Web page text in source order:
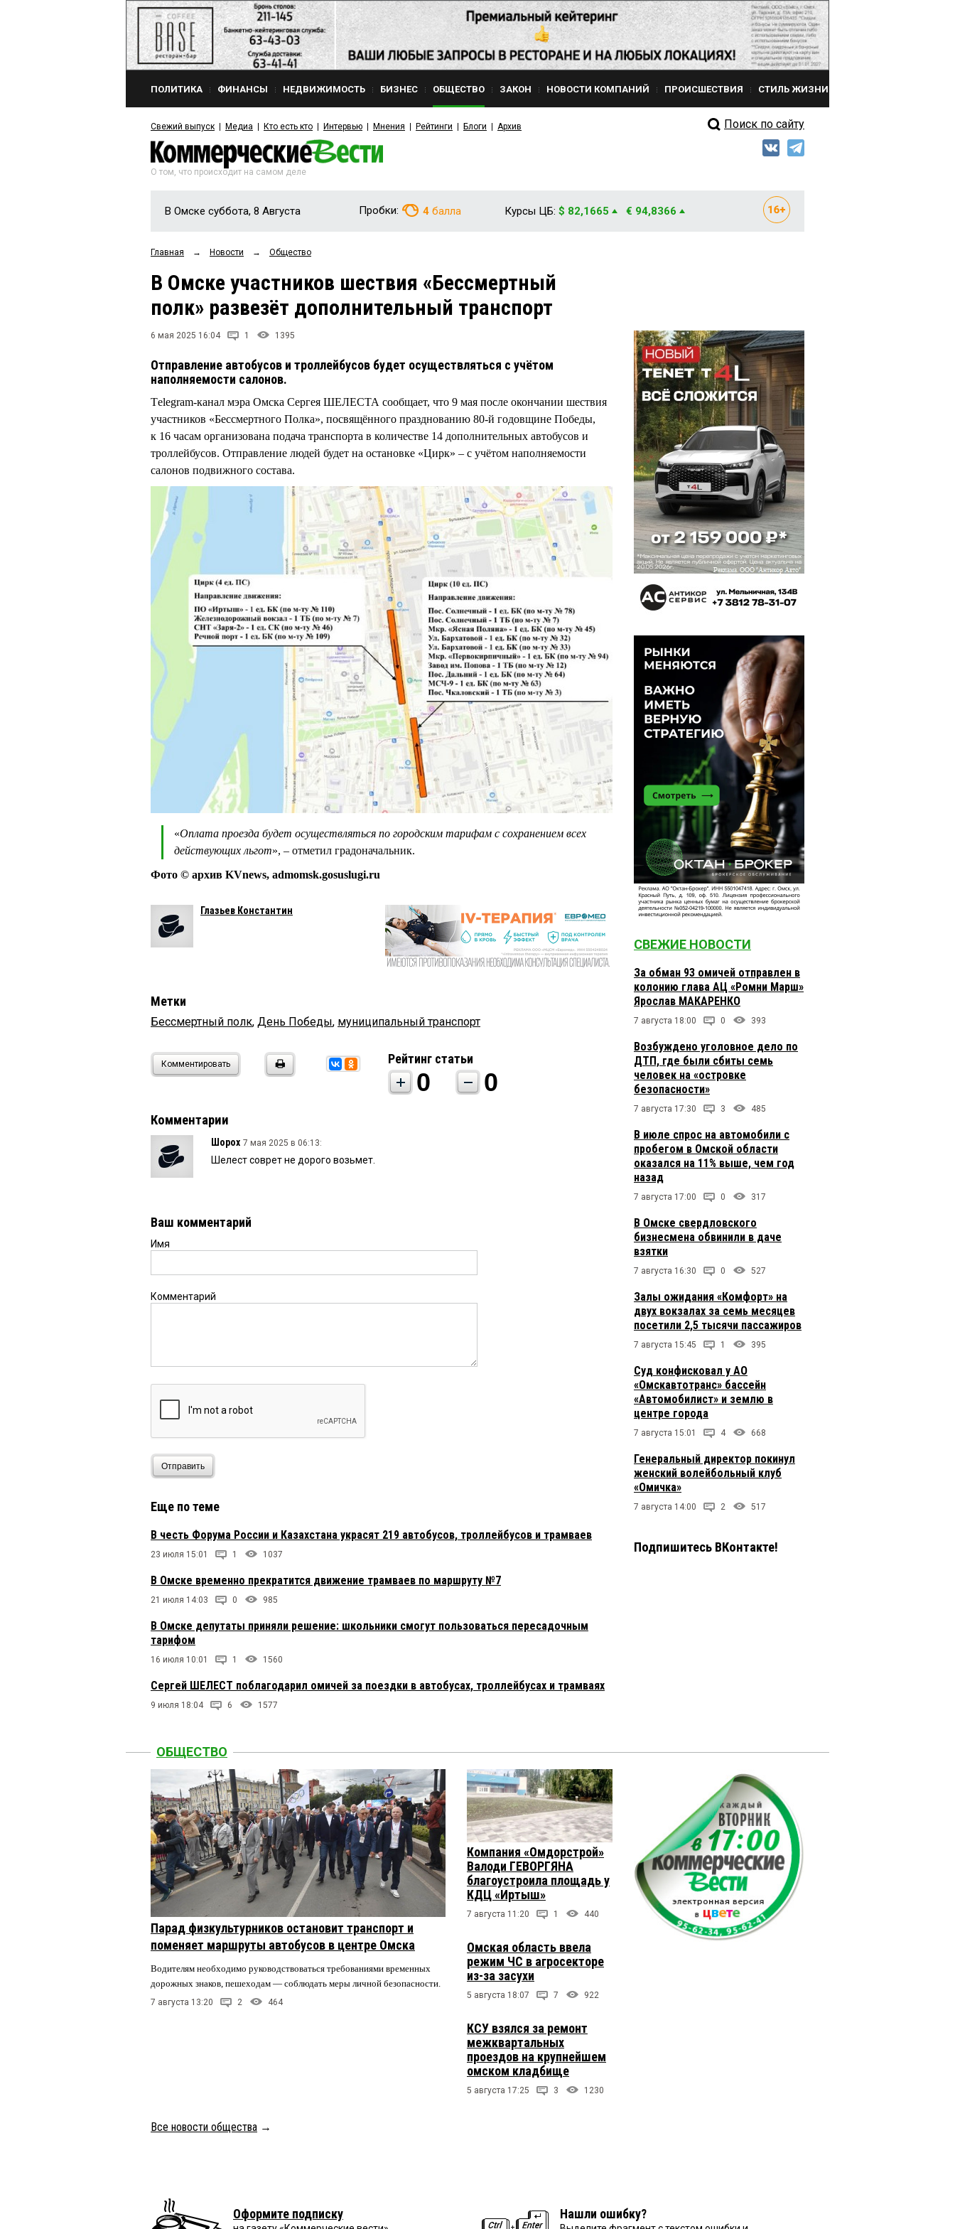
ПОЛИТИКА ФИНАНСЫ НЕДВИЖИМОСТЬ БИЗНЕС ОБЩЕСТВО ЗАКОН НОВОСТИ КОМПАНИЙ ПРОИСШЕСТВИЯ СТИЛЬ ЖИЗНИ
Свежий выпуск Медиа Кто есть кто Интервью Мнения Рейтинги Блоги Архив Поиск по сайту
О том, что происходит на самом деле
В Омске суббота, 8 Августа Пробки: 4 балла Курсы ЦБ: $ 82,1665 € 94,8366
Главная → Новости → Общество
В Омске участников шествия «Бессмертный
полк» развезёт дополнительный транспорт
6 мая 2025 16:04 1 1395
Отправление автобусов и троллейбусов будет осуществляться с учётом
наполняемости салонов.
Тelegram-канал мэра Омска Сергея ШЕЛЕСТА сообщает, что 9 мая после окончании шествия
участников «Бессмертного Полка», посвящённого празднованию 80-й годовщине Победы,
к 16 часам организована подача транспорта в количестве 14 дополнительных автобусов и
троллейбусов. Отправление людей будет на остановке «Цирк» – с учётом наполняемости
салонов подвижного состава.
«Оплата проезда будет осуществляться по городским тарифам с сохранением всех
действующих льгот», – отметил градоначальник.
Фото © архив KVnews, admomsk.gosuslugi.ru
Глазьев Константин
Метки
Бессмертный полк, День Победы, муниципальный транспорт
Комментировать Рейтинг статьи
0 0
Комментарии
Шорох 7 мая 2025 в 06:13:
Шелест соврет не дорого возьмет.
Ваш комментарий
Имя
Комментарий
Отправить
Еще по теме
В честь Форума России и Казахстана украсят 219 автобусов, троллейбусов и трамваев
23 июля 15:01 1 1037
В Омске временно прекратится движение трамваев по маршруту №7
21 июля 14:03 0 985
В Омске депутаты приняли решение: школьники смогут пользоваться пересадочным
тарифом
16 июля 10:01 1 1560
Сергей ШЕЛЕСТ поблагодарил омичей за поездки в автобусах, троллейбусах и трамваях
9 июля 18:04 6 1577
СВЕЖИЕ НОВОСТИ
За обман 93 омичей отправлен в
колонию глава АЦ «Ромни Марш»
Ярослав МАКАРЕНКО
7 августа 18:00 0 393
Возбуждено уголовное дело по
ДТП, где были сбиты семь
человек на «островке
безопасности»
7 августа 17:30 3 485
В июле спрос на автомобили с
пробегом в Омской области
оказался на 11% выше, чем год
назад
7 августа 17:00 0 317
В Омске свердловского
бизнесмена обвинили в даче
взятки
7 августа 16:30 0 527
Залы ожидания «Комфорт» на
двух вокзалах за семь месяцев
посетили 2,5 тысячи пассажиров
7 августа 15:45 1 395
Суд конфисковал у АО
«Омскавтотранс» бассейн
«Автомобилист» и землю в
центре города
7 августа 15:01 4 668
Генеральный директор покинул
женский волейбольный клуб
«Омичка»
7 августа 14:00 2 517
Подпишитесь ВКонтакте!
ОБЩЕСТВО
Парад физкультурников остановит транспорт и
поменяет маршруты автобусов в центре Омска
Водителям необходимо руководствоваться требованиями временных
дорожных знаков, пешеходам — соблюдать меры личной безопасности.
7 августа 13:20 2 464
Компания «Омдорстрой»
Валоди ГЕВОРГЯНА
благоустроила площадь у
КДЦ «Иртыш»
7 августа 11:20 1 440
Омская область ввела
режим ЧС в агросекторе
из-за засухи
5 августа 18:07 7 922
КСУ взялся за ремонт
межквартальных
проездов на крупнейшем
омском кладбище
5 августа 17:25 3 1230
Все новости общества →
Оформите подписку Нашли ошибку?